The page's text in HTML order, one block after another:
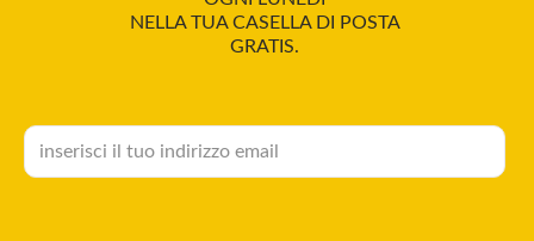
NELLA TUA CASELLA DI POSTA
GRATIS.